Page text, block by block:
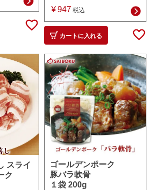
¥947 税込
カートに入れる
スライ
ク
ゴールデンポーク
豚バラ軟骨
１袋 200g